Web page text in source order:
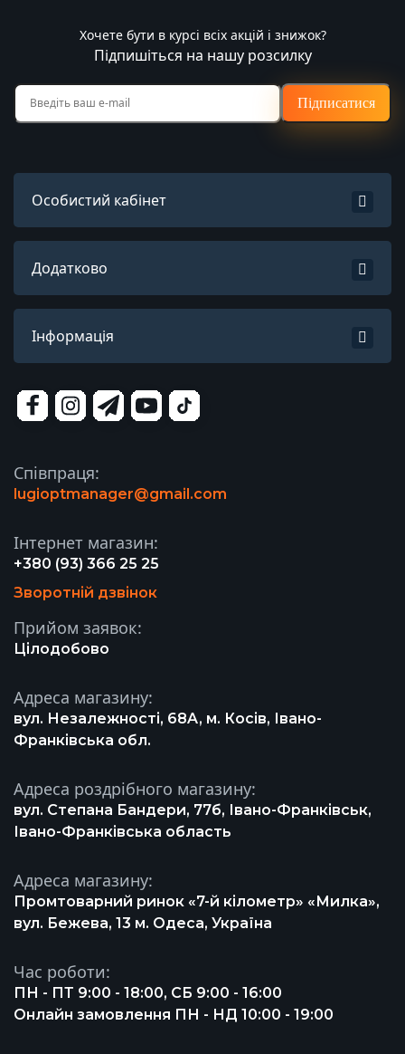
Хочете бути в курсі всіх акцій і знижок?
Підпишіться на нашу розсилку
Підписатися
Особистий кабінет
Додатково
Інформація
Співпраця:
lugioptmanager@gmail.com
Інтернет магазин:
+380 (93) 366 25 25
Зворотній дзвінок
Прийом заявок:
Цілодобово
Адреса магазину:
вул. Незалежності, 68A, м. Косів, Івано-
Франківська обл.
Адреса роздрібного магазину:
вул. Степана Бандери, 77б, Івано-Франківськ,
Івано-Франківська область
Адреса магазину:
Промтоварний ринок «7-й кілометр» «Милка»,
вул. Бежева, 13 м. Одеса, Україна
Час роботи:
ПН - ПТ 9:00 - 18:00, СБ 9:00 - 16:00
Онлайн замовлення ПН - НД 10:00 - 19:00